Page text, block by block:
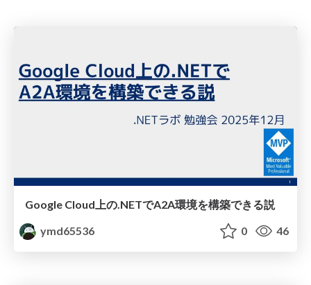
Google Cloud上の.NETでA2A環境を構築できる説
ymd65536
0 46